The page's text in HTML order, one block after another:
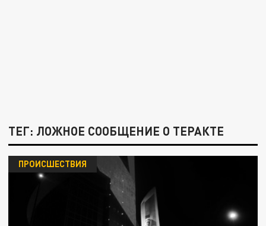
ТЕГ: ЛОЖНОЕ СООБЩЕНИЕ О ТЕРАКТЕ
ПРОИСШЕСТВИЯ